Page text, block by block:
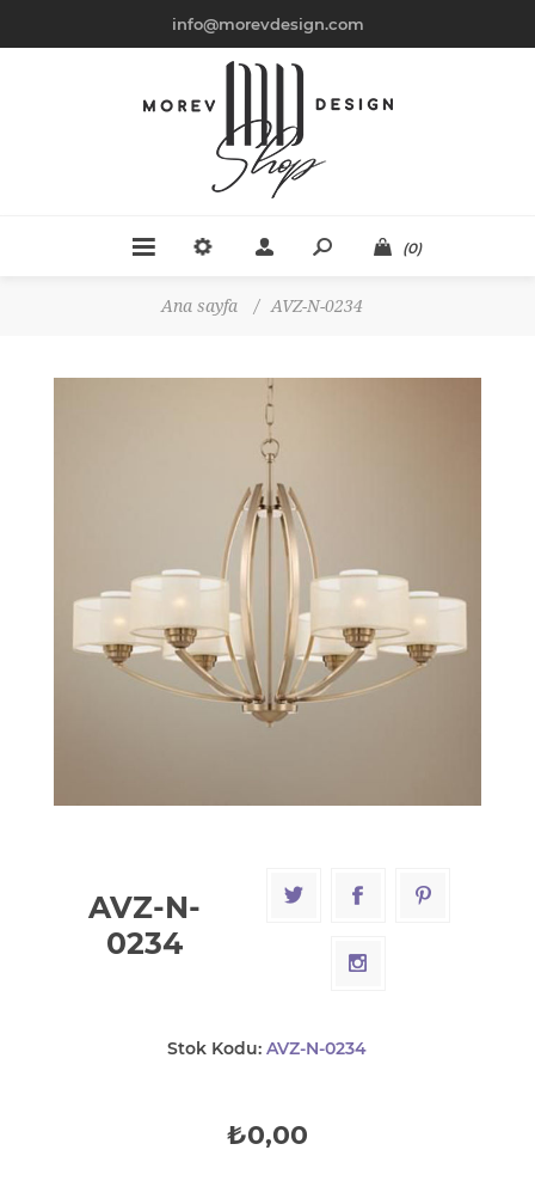
info@morevdesign.com
(0)
Ana sayfa / AVZ-N-0234
AVZ-N-
0234
Stok Kodu: AVZ-N-0234
₺0,00